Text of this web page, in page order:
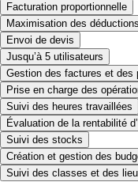
Facturation proportionnelle
Maximisation des déductions
Envoi de devis
Jusqu’à 5 utilisateurs
Gestion des factures et des
Prise en charge des
Suivi des heures travaillées
Évaluation de la rentabilité
Suivi des stocks
Création et gestion des
Suivi des classes et des